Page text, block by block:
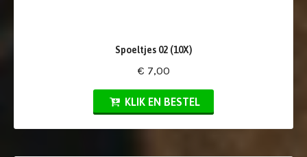
Spoeltjes 02 (10X)
€ 7,00
KLIK EN BESTEL